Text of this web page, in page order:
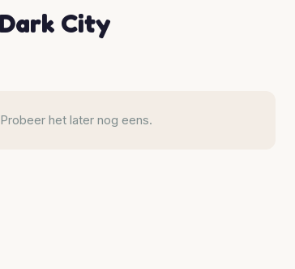
City
het later nog eens.